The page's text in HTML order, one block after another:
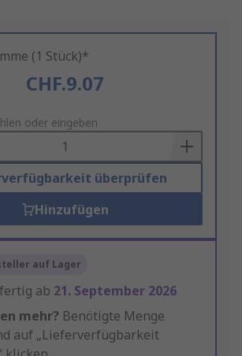
(1 Stück)*
CHF.9.07
oder eingeben
überprüfen
Hinzufügen
auf Lager
ab 21. September 2026
mehr? Benötigte Menge
auf „Lieferverfügbarkeit